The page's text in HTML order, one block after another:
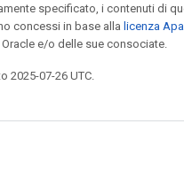
specificato, i contenuti di
concessi in base alla licenza
e/o delle sue consociate.
2025-07-26 UTC.